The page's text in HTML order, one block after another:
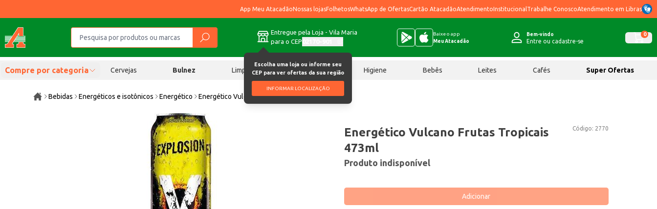
App Meu AtacadãoNossas lojasFolhetosWhatsApp de OfertasCartão AtacadãoAtendimentoInstitucional Trabalhe ConoscoAtendimento em Libras
Entregue pela Loja - Vila Maria
para o CEP
Escolha uma loja ou informe seu
CEP para ver ofertas da sua região
INFORMAR LOCALIZAÇÃO
Baixe o app
Meu Atacadão
Bem-vindo
Entre ou cadastre-se
0
Compre por categoria Cervejas Bulnez Limpeza Chocolates Higiene Bebês Leites Cafés Super Ofertas
Bebidas Energéticos e isotônicos Energético Energético Vulcano Frutas Tropicais 473ml
Código: 2770
Energético Vulcano Frutas Tropicais
473ml
Produto indisponível
Adicionar